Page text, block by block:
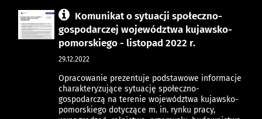
Komunikat o sytuacji społeczno-
gospodarczej województwa kujawsko-
pomorskiego - listopad 2022 r.
29.12.2022
Opracowanie prezentuje podstawowe informacje
charakteryzujące sytuację społeczno-
gospodarczą na terenie województwa kujawsko-
pomorskiego dotyczące m. in. rynku pracy,